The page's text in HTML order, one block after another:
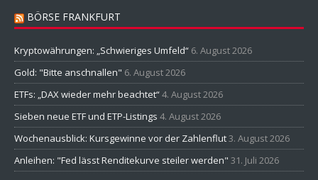
BÖRSE FRANKFURT
Kryptowährungen: „Schwieriges Umfeld“ 6. August 2026
Gold: "Bitte anschnallen" 6. August 2026
ETFs: „DAX wieder mehr beachtet“4. August 2026
Sieben neue ETF und ETP-Listings 4. August 2026
Wochenausblick: Kursgewinne vor der Zahlenflut3. August 2026
Anleihen: "Fed lässt Renditekurve steiler werden" 31. Juli 2026